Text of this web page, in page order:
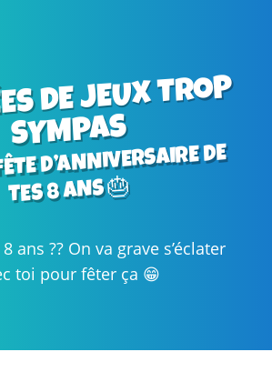
DE JEUX TROP
SYMPAS
D’ANNIVERSAIRE DE
TES 8 ANS 🎂
ans ?? On va grave s’éclater
toi pour fêter ça 😁